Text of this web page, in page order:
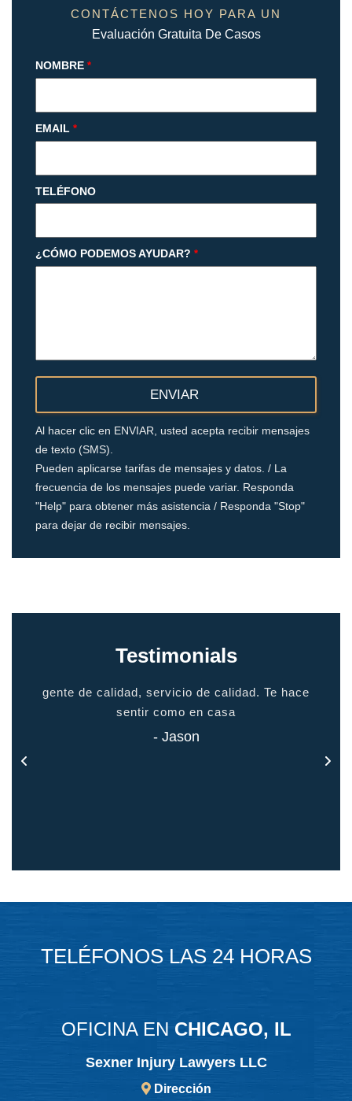
CONTÁCTENOS HOY PARA UN
Evaluación Gratuita De Casos
NOMBRE *
EMAIL *
TELÉFONO
¿CÓMO PODEMOS AYUDAR? *
Al hacer clic en ENVIAR, usted acepta recibir mensajes
de texto (SMS).
Pueden aplicarse tarifas de mensajes y datos. / La
frecuencia de los mensajes puede variar. Responda
"Help" para obtener más asistencia / Responda "Stop"
para dejar de recibir mensajes.
Testimonials
gente de calidad, servicio de calidad. Te hace
sentir como en casa
- Jason
TELÉFONOS LAS 24 HORAS
OFICINA EN CHICAGO, IL
Sexner Injury Lawyers LLC
Dirección